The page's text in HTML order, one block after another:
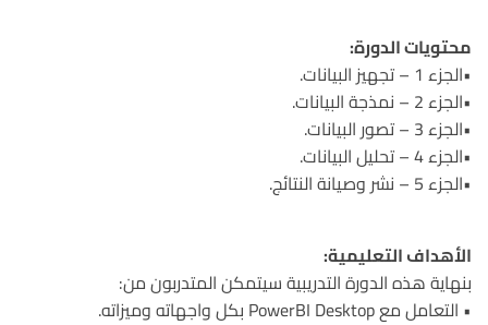
محتويات الدورة:
•الجزء 1 – تجهيز البيانات.
•الجزء 2 – نمذجة البيانات.
•الجزء 3 – تصور البيانات.
•الجزء 4 – تحليل البيانات.
•الجزء 5 – نشر وصيانة النتائج.
الأهداف التعليمية:
بنهاية هذه الدورة التدريبية سيتمكن المتدربون من:
• التعامل مع PowerBI Desktop بكل واجهاته وميزاته.